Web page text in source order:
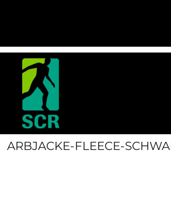
ARBJACKE-FLEECE-
ANMELDEN
REGISTRIEREN
WARENKORB: 0 ARTIKEL
CURRENCY: